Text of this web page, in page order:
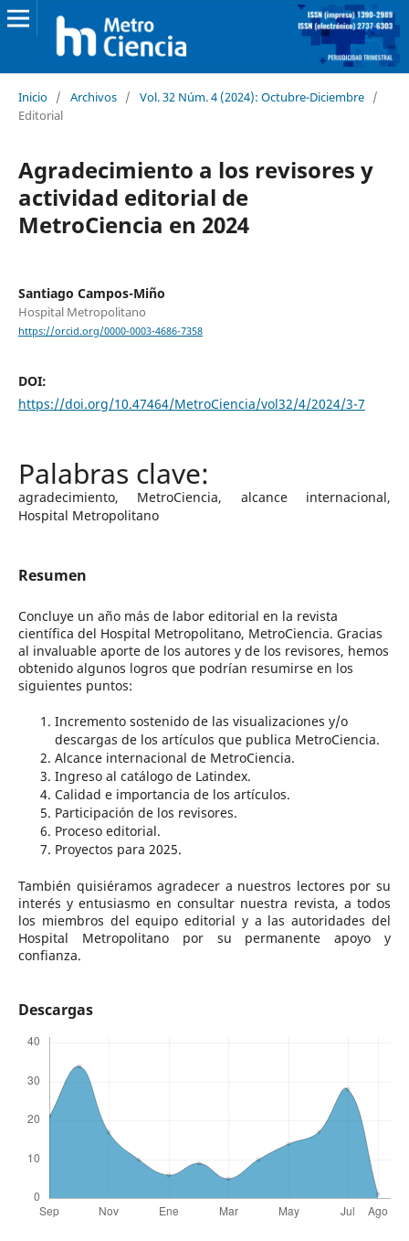
Inicio / Archivos / Vol. 32 Núm. 4 (2024): Octubre-Diciembre /
Editorial
Agradecimiento a los revisores y
actividad editorial de
MetroCiencia en 2024
Santiago Campos-Miño
Hospital Metropolitano
https://orcid.org/0000-0003-4686-7358
DOI:
https://doi.org/10.47464/MetroCiencia/vol32/4/2024/3-7
agradecimiento, MetroCiencia, alcance internacional,
Hospital Metropolitano
Resumen
Concluye un año más de labor editorial en la revista
científica del Hospital Metropolitano, MetroCiencia. Gracias
al invaluable aporte de los autores y de los revisores, hemos
obtenido algunos logros que podrían resumirse en los
siguientes puntos:
Incremento sostenido de las visualizaciones y/o
descargas de los artículos que publica MetroCiencia.
Alcance internacional de MetroCiencia.
Ingreso al catálogo de Latindex.
Calidad e importancia de los artículos.
Participación de los revisores.
Proceso editorial.
Proyectos para 2025.
También quisiéramos agradecer a nuestros lectores por su
interés y entusiasmo en consultar nuestra revista, a todos
los miembros del equipo editorial y a las autoridades del
Hospital Metropolitano por su permanente apoyo y
confianza.
Descargas